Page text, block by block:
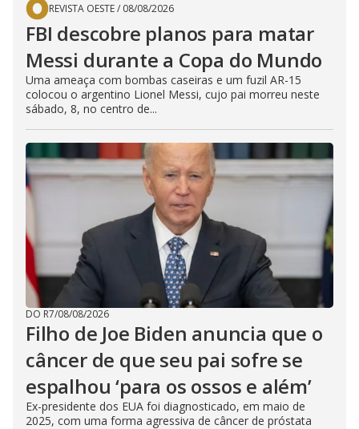
REVISTA OESTE/ 08/08/2026
FBI descobre planos para matar
Messi durante a Copa do Mundo
Uma ameaça com bombas caseiras e um fuzil AR-15
colocou o argentino Lionel Messi, cujo pai morreu neste
sábado, 8, no centro de...
DO R7/08/08/2026
Filho de Joe Biden anuncia que o
câncer de que seu pai sofre se
espalhou ‘para os ossos e além’
Ex-presidente dos EUA foi diagnosticado, em maio de
2025, com uma forma agressiva de câncer de próstata